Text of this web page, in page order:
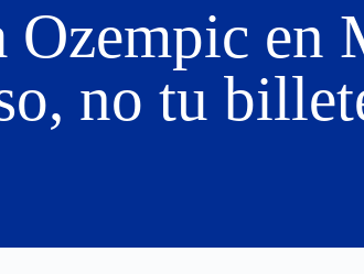
Ozempic en
no tu